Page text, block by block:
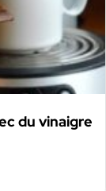
du vinaigre